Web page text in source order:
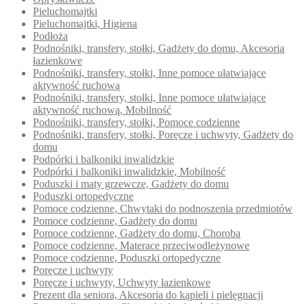
Pieluchomajtki
Pieluchomajtki, Higiena
Podłoża
Podnośniki, transfery, stołki, Gadżety do domu, Akcesoria
łazienkowe
Podnośniki, transfery, stołki, Inne pomoce ułatwiające
aktywność ruchową
Podnośniki, transfery, stołki, Inne pomoce ułatwiające
aktywność ruchową, Mobilność
Podnośniki, transfery, stołki, Pomoce codzienne
Podnośniki, transfery, stołki, Poręcze i uchwyty, Gadżety do
domu
Podpórki i balkoniki inwalidzkie
Podpórki i balkoniki inwalidzkie, Mobilność
Poduszki i maty grzewcze, Gadżety do domu
Poduszki ortopedyczne
Pomoce codzienne, Chwytaki do podnoszenia przedmiotów
Pomoce codzienne, Gadżety do domu
Pomoce codzienne, Gadżety do domu, Choroba
Pomoce codzienne, Materace przeciwodleżynowe
Pomoce codzienne, Poduszki ortopedyczne
Poręcze i uchwyty
Poręcze i uchwyty, Uchwyty łazienkowe
Prezent dla seniora, Akcesoria do kąpieli i pielęgnacji